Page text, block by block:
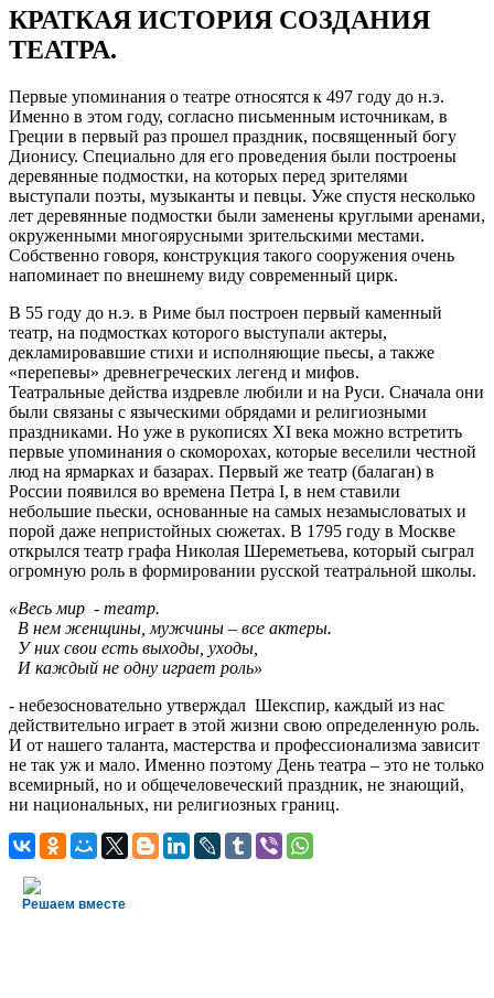
КРАТКАЯ ИСТОРИЯ СОЗДАНИЯ
ТЕАТРА.
Первые упоминания о театре относятся к 497 году до н.э.
Именно в этом году, согласно письменным источникам, в
Греции в первый раз прошел праздник, посвященный богу
Дионису. Специально для его проведения были построены
деревянные подмостки, на которых перед зрителями
выступали поэты, музыканты и певцы. Уже спустя несколько
лет деревянные подмостки были заменены круглыми аренами,
окруженными многоярусными зрительскими местами.
Собственно говоря, конструкция такого сооружения очень
напоминает по внешнему виду современный цирк.
В 55 году до н.э. в Риме был построен первый каменный
театр, на подмостках которого выступали актеры,
декламировавшие стихи и исполняющие пьесы, а также
«перепевы» древнегреческих легенд и мифов.
Театральные действа издревле любили и на Руси. Сначала они
были связаны с языческими обрядами и религиозными
праздниками. Но уже в рукописях XI века можно встретить
первые упоминания о скоморохах, которые веселили честной
люд на ярмарках и базарах. Первый же театр (балаган) в
России появился во времена Петра I, в нем ставили
небольшие пьески, основанные на самых незамысловатых и
порой даже непристойных сюжетах. В 1795 году в Москве
открылся театр графа Николая Шереметьева, который сыграл
огромную роль в формировании русской театральной школы.
«Весь мир - театр.
В нем женщины, мужчины – все актеры.
У них свои есть выходы, уходы,
И каждый не одну играет роль»
- небезосновательно утверждал Шекспир, каждый из нас
действительно играет в этой жизни свою определенную роль.
И от нашего таланта, мастерства и профессионализма зависит
не так уж и мало. Именно поэтому День театра – это не только
всемирный, но и общечеловеческий праздник, не знающий,
ни национальных, ни религиозных границ.
Решаем вместе